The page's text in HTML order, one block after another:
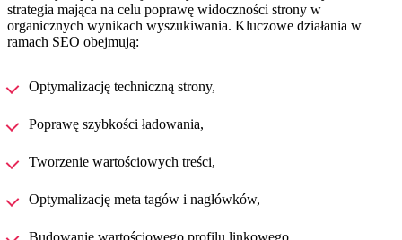
strategia mająca na celu poprawę widoczności strony w
organicznych wynikach wyszukiwania. Kluczowe działania w
ramach SEO obejmują:
Optymalizację techniczną strony,
Poprawę szybkości ładowania,
Tworzenie wartościowych treści,
Optymalizację meta tagów i nagłówków,
Budowanie wartościowego profilu linkowego,